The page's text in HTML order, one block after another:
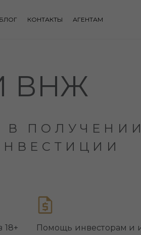
БЛОГ КОНТАКТЫ АГЕНТАМ
ВНЖ
ПОЛУЧЕНИИ
18+
Помощь инвесторам и